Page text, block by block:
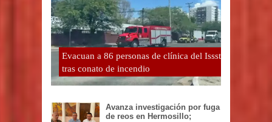
Evacuan a 86 personas de clínica del Issste
tras conato de incendio
Avanza investigación por fuga
de reos en Hermosillo;